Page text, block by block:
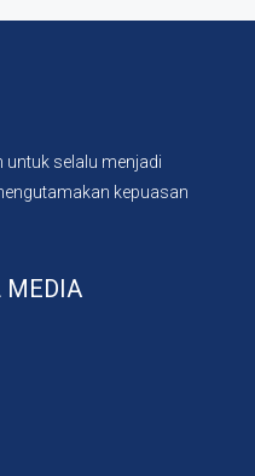
untuk selalu menjadi
kepuasan
MEDIA